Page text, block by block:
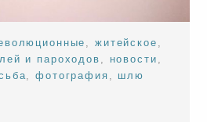
,житейское ,
и пароходов , новости ,
,фотография , шлю